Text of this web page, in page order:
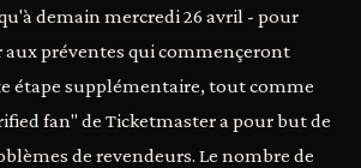
demain mercredi 26 avril - pour
préventes qui commençeront
étape supplémentaire, tout comme
fan" de Ticketmaster a pour but de
de revendeurs. Le nombre de